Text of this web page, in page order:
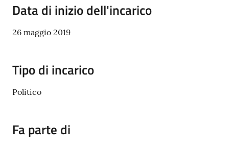
Data di inizio dell'incarico
26 maggio 2019
Tipo di incarico
Politico
Fa parte di